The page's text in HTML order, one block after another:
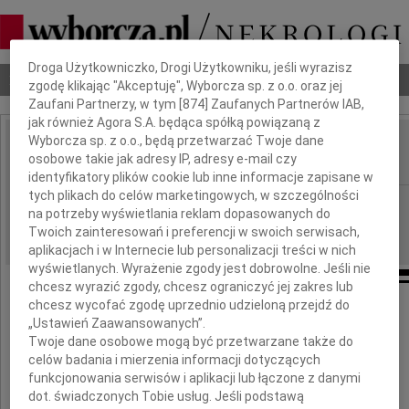
Nekrologi Odeszli Poradnik pogrzebowy
IMIĘ I NAZWISKO: Dariusz Bednarczyk
REGION: Białystok
DATA EMISJI: 17.04.2020
Wyrazy głębokiego współczucia
Żonie i Córce
Dbamy o Twoją prywatność
Droga Użytkowniczko, Drogi Użytkowniku, jeśli wyrazisz
zgodę klikając "Akceptuję", Wyborcza sp. z o.o. oraz jej
Zaufani Partnerzy, w tym [874 ] Zaufanych Partnerów IAB,
jak również Agora S.A. będąca spółką powiązaną z
Wyborcza sp. z o.o., będą przetwarzać Twoje dane
osobowe takie jak adresy IP, adresy e-mail czy
identyfikatory plików cookie lub inne informacje zapisane w
tych plikach do celów marketingowych, w szczególności
na potrzeby wyświetlania reklam dopasowanych do
Twoich zainteresowań i preferencji w swoich serwisach,
aplikacjach i w Internecie lub personalizacji treści w nich
wyświetlanych. Wyrażenie zgody jest dobrowolne. Jeśli nie
chcesz wyrazić zgody, chcesz ograniczyć jej zakres lub
chcesz wycofać zgodę uprzednio udzieloną przejdź do
„Ustawień Zaawansowanych”.
Twoje dane osobowe mogą być przetwarzane także do
celów badania i mierzenia informacji dotyczących
funkcjonowania serwisów i aplikacji lub łączone z danymi
dot. świadczonych Tobie usług. Jeśli podstawą